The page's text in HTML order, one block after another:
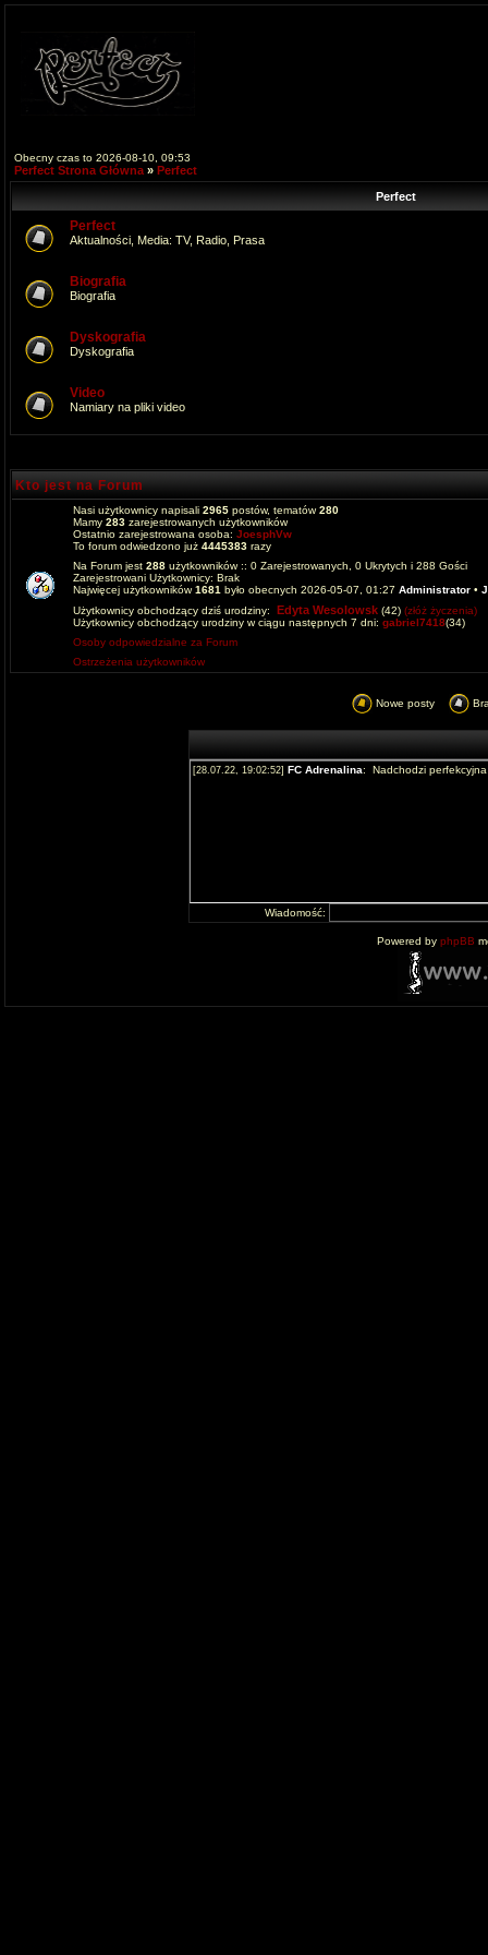
Obecny czas to 2026-08-10, 09:53
Perfect Strona Główna » Perfect
Perfect
Perfect
Aktualności, Media: TV, Radio, Prasa
Biografia
Biografia
Dyskografia
Dyskografia
Video
Namiary na pliki video
Kto jest na Forum
Nasi użytkownicy napisali 2965 postów, tematów280
Mamy 283 zarejestrowanych użytkowników
Ostatnio zarejestrowana osoba: JoesphVw
To forum odwiedzono już 4445383 razy
Na Forum jest 288 użytkowników :: 0 Zarejestrowanych, 0 Ukrytych i 288 Gości
Zarejestrowani Użytkownicy: Brak
Najwięcej użytkowników1681 było obecnych 2026-05-07, 01:27 Administrator •
Użytkownicy obchodzący dziś urodziny: Edyta Wesolowsk (42) (złóż życzenia)
Użytkownicy obchodzący urodziny w ciągu następnych 7 dni: gabriel7418(34)
Osoby odpowiedzialne za Forum
Ostrzeżenia użytkowników
Nowe posty
Wiadomość:
Powered by phpBB